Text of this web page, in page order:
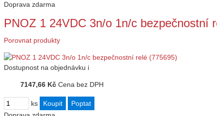
Doprava zdarma
PNOZ 1 24VDC 3n/o 1n/c bezpečnostní
Porovnat produkty
Dostupnost na objednávku i
7147,66 Kč Cena bez DPH
ks